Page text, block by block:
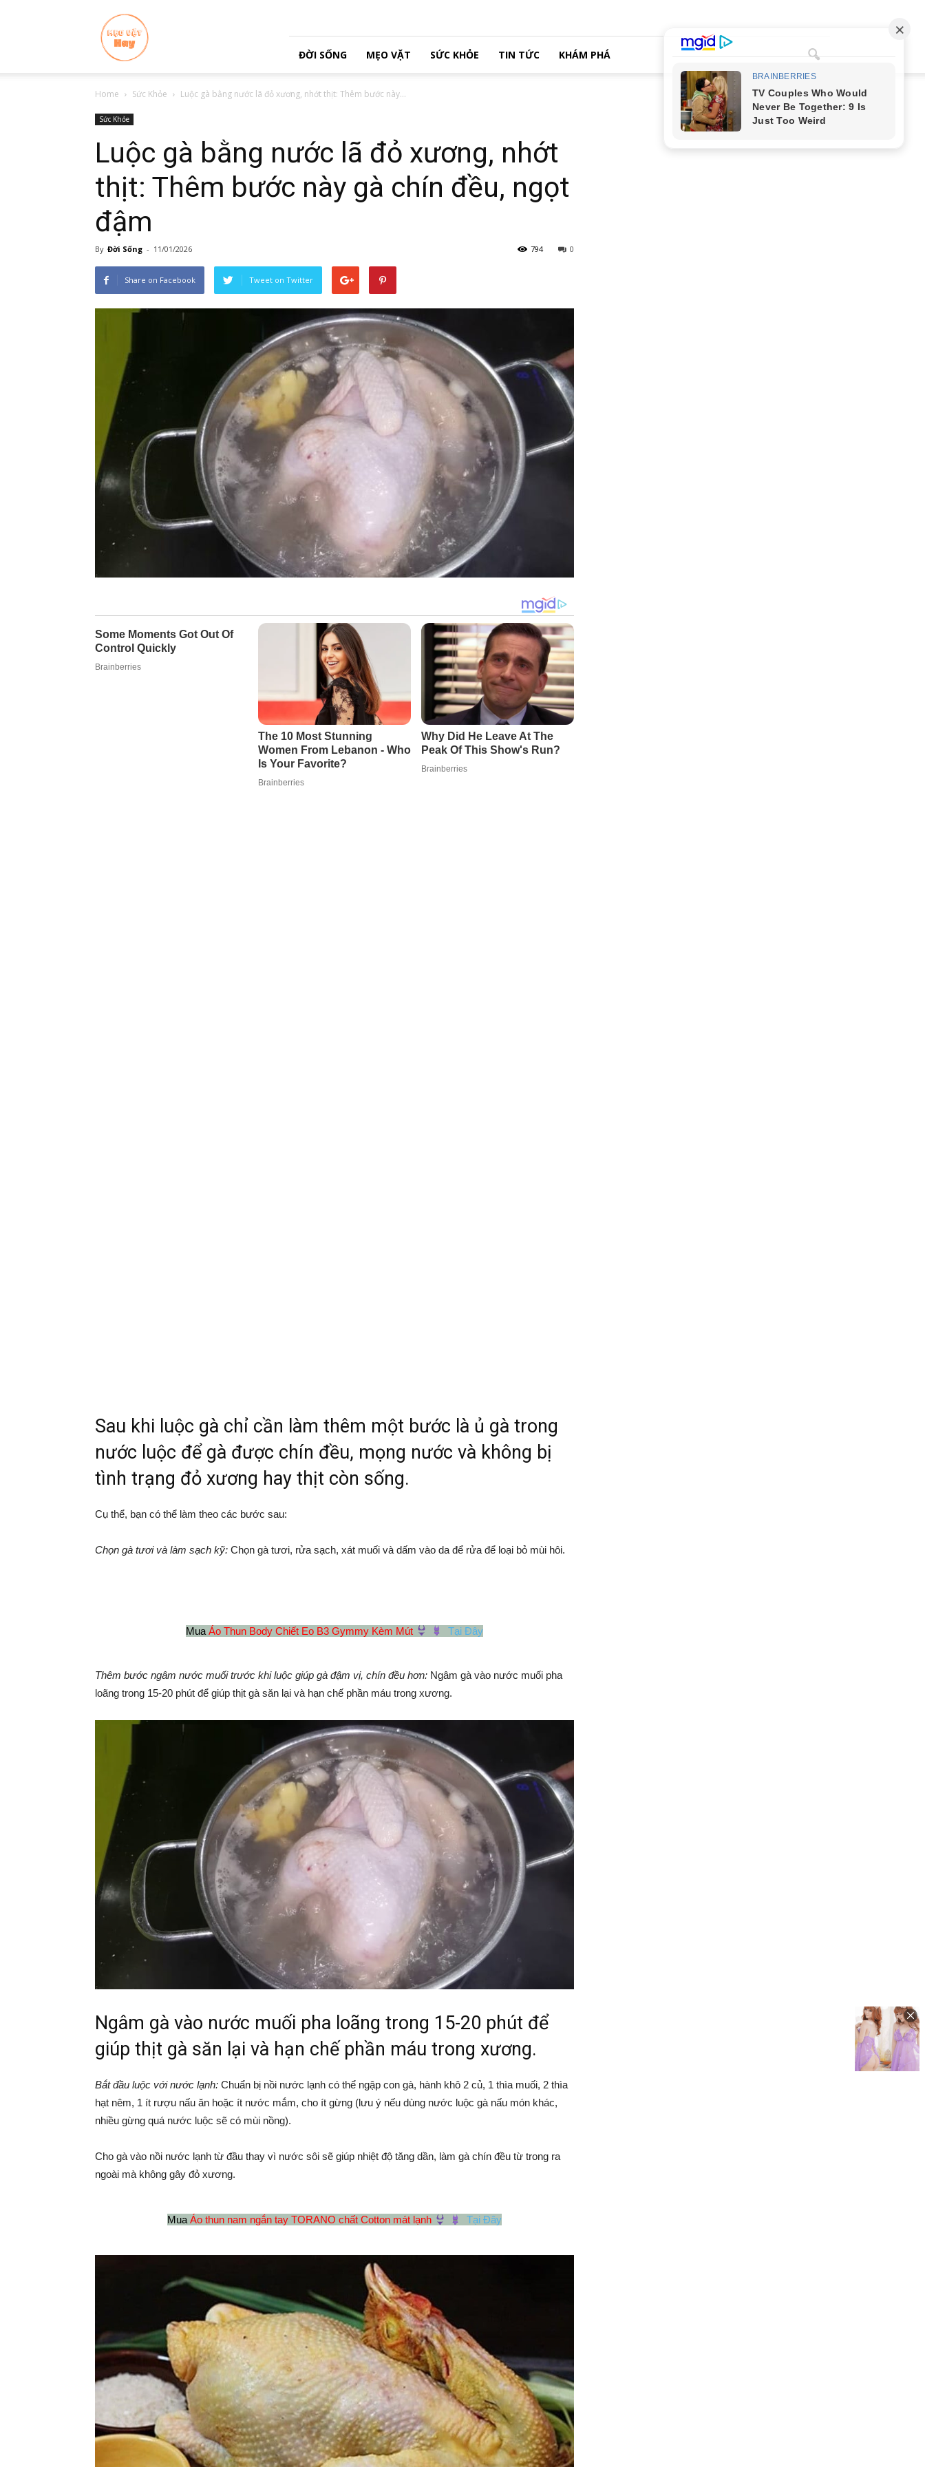
Sống
ĐỜI SỐNG MẸO VẶT SỨC KHỎE TIN TỨC KHÁM PHÁ
Home Sức Khỏe Luộc gà bằng nước lã đỏ xương, nhớt thịt: Thêm bước này...
Sức Khỏe
Luộc gà bằng nước lã đỏ xương, nhớt
thịt: Thêm bước này gà chín đều, ngọt
đậm
By Đời Sống - 11/01/2026 0
794
Share on Facebook Tweet on Twitter
Sau khi luộc gà chỉ cần làm thêm một bước là ủ gà trong
nước luộc để gà được chín đều, mọng nước và không bị
tình trạng đỏ xương hay thịt còn sống.
Cụ thể, bạn có thể làm theo các bước sau:
Chọn gà tươi và làm sạch kỹ: Chọn gà tươi, rửa sạch, xát muối và dấm vào da để rửa để loại bỏ mùi hôi.
MuaÁo Thun Body Chiết Eo B3 Gymmy Kèm Mút Tại Đây
Thêm bước ngâm nước muối trước khi luộc giúp gà đậm vị, chín đều hơn: Ngâm gà vào nước muối pha
loãng trong 15-20 phút để giúp thịt gà săn lại và hạn chế phần máu trong xương.
Ngâm gà vào nước muối pha loãng trong 15-20 phút để
giúp thịt gà săn lại và hạn chế phần máu trong xương.
Bắt đầu luộc với nước lạnh: Chuẩn bị nồi nước lạnh có thể ngập con gà, hành khô 2 củ, 1 thìa muối, 2 thìa
hạt nêm, 1 ít rượu nấu ăn hoặc ít nước mắm, cho ít gừng (lưu ý nếu dùng nước luộc gà nấu món khác,
nhiều gừng quá nước luộc sẽ có mùi nồng).
Cho gà vào nồi nước lạnh từ đầu thay vì nước sôi sẽ giúp nhiệt độ tăng dần, làm gà chín đều từ trong ra
ngoài mà không gây đỏ xương.
MuaÁo thun nam ngắn tay TORANO chất Cotton mát lạnh Tại Đây